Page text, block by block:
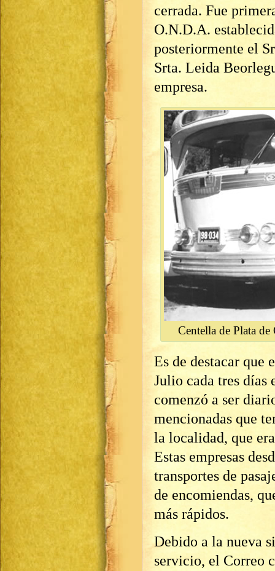
cerrada. Fue
O.N.D.A.
posteriormente el
Srta. Leida
empresa.
Centella de Plata
Es de destacar que
Julio cada tres días
comenzó a ser
mencionadas que
la localidad, que
Estas empresas
transportes de
de encomiendas,
más rápidos.
Debido a la nueva
servicio, el Correo